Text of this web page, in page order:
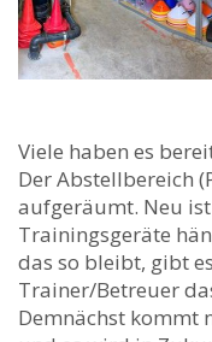
Viele haben es
Der Abstellbereich
aufgeräumt. Neu
Trainingsgeräte
das so bleibt, gibt
Trainer/Betreuer
Demnächst kommt